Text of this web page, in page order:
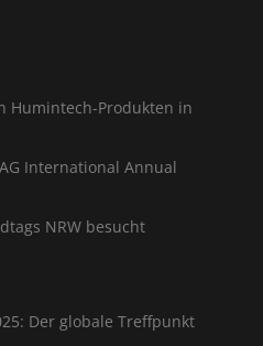
Humintech-Produkten in
International Annual
NRW besucht
Der globale Treffpunkt